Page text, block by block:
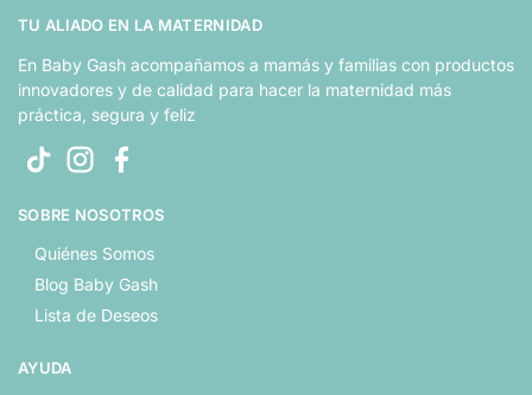
TU ALIADO EN LA MATERNIDAD
En Baby Gash acompañamos a mamás y familias con productos
innovadores y de calidad para hacer la maternidad más
práctica, segura y feliz
SOBRE NOSOTROS
Quiénes Somos
Blog Baby Gash
Lista de Deseos
AYUDA